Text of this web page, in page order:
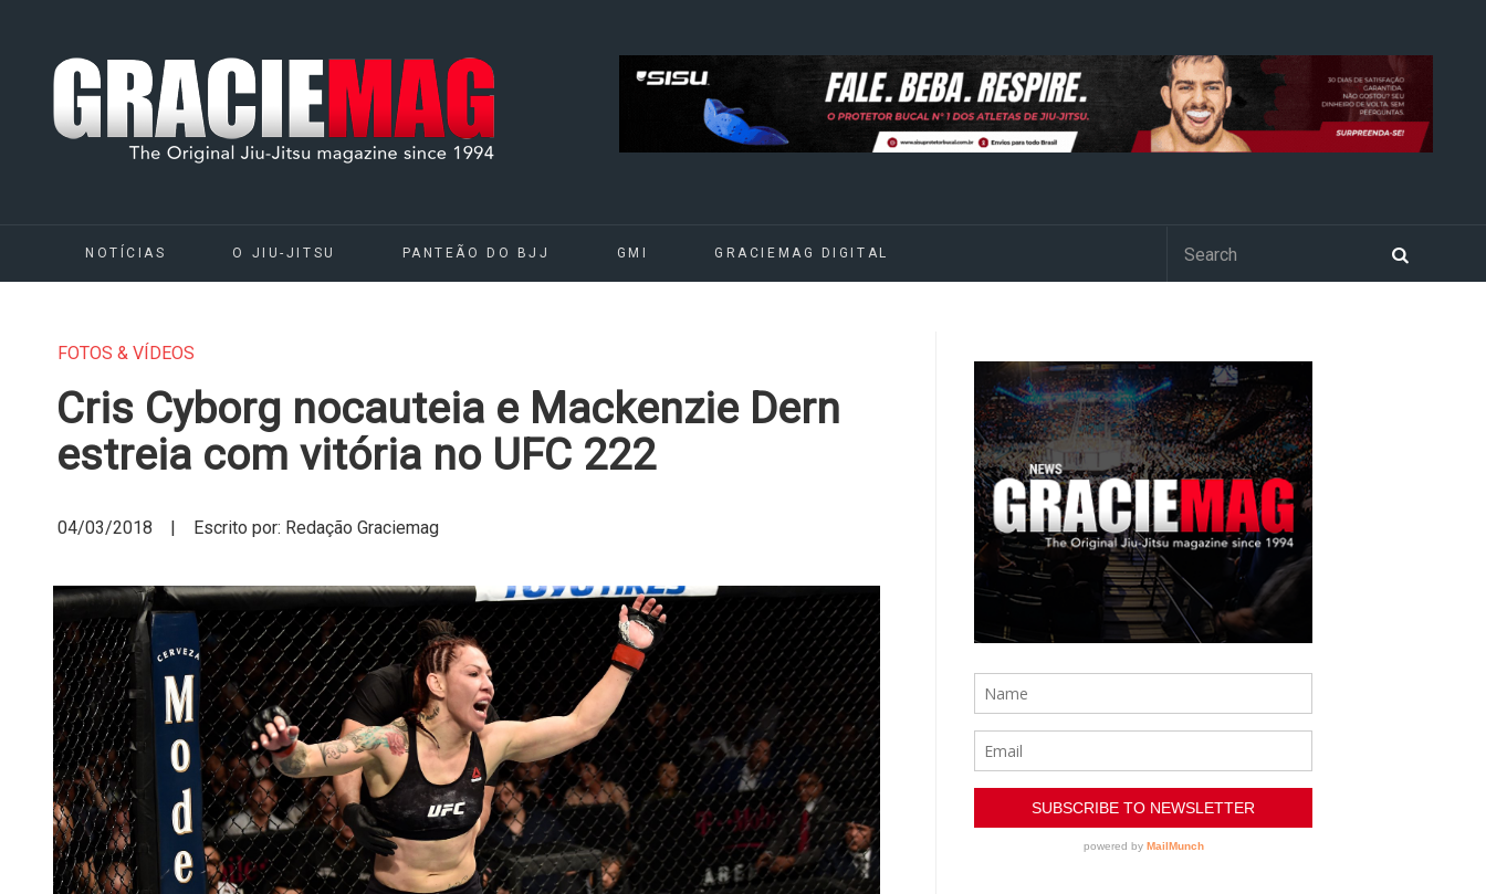
NOTÍCIAS O JIU-JITSU PANTEÃO DO BJJ GMI GRACIEMAG DIGITAL
FOTOS & VÍDEOS
Cris Cyborg nocauteia e Mackenzie Dern
estreia com vitória no UFC 222
04/03/2018 | Escrito por: Redação Graciemag